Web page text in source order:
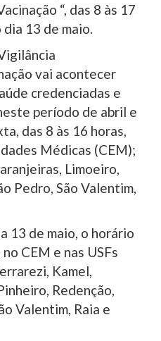
“, das 8 às 17
13 de maio.
vai acontecer
credenciadas e
período de abril e
das 8 às 16 horas,
Médicas (CEM);
Limoeiro,
Pedro, São Valentim,
13 de maio, o horário
CEM e nas USFs
Kamel,
Redenção,
Valentim, Raia e